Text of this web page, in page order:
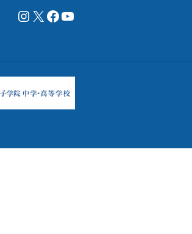
Instagram
X FacebookページYouTubeチャンネル